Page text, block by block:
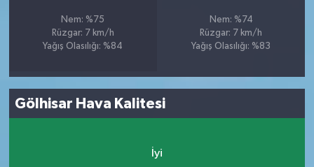
Nem: %75
Rüzgar: 7 km/h
Yağış Olasılığı: %84
Nem: %74
Rüzgar: 7 km/h
Yağış Olasılığı: %83
Gölhisar Hava Kalitesi
İyi